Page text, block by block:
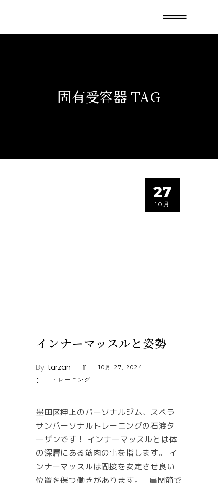
固有受容器 TAG
27
10月
インナーマッスルと姿勢
By: tarzan
10月 27, 2024
トレーニング
墨田区押上のパーソナルジム、スペラ
サンパーソナルトレーニングの石渡タ
ーザンです！ インナーマッスルとは体
の深層にある筋肉の事を指します。 イ
ンナーマッスルは間接を安定させ良い
位置を保つ働きがあります。 肩関節で